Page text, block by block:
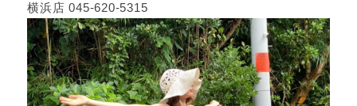
横浜店 045-620-5315